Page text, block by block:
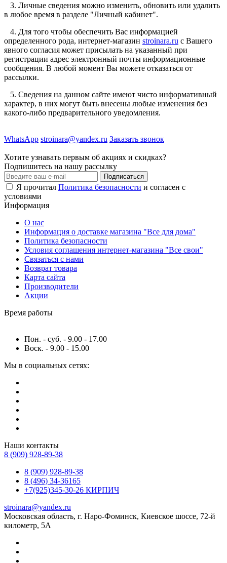
3. Личные сведения можно изменить, обновить или удалить
в любое время в разделе "Личный кабинет".
4. Для того чтобы обеспечить Вас информацией
определенного рода, интернет-магазин stroinara.ru с Вашего
явного согласия может присылать на указанный при
регистрации адрес электронный почты информационные
сообщения. В любой момент Вы можете отказаться от
рассылки.
5. Сведения на данном сайте имеют чисто информативный
характер, в них могут быть внесены любые изменения без
какого-либо предварительного уведомления.
WhatsApp stroinara@yandex.ru Заказать звонок
Хотите узнавать первым об акциях и скидках?
Подпишитесь на нашу рассылку
Подписаться
Я прочитал Политика безопасности и согласен с
условиями
Информация
О нас
Информация о доставке магазина "Все для дома"
Политика безопасности
Условия соглашения интернет-магазина "Все свои"
Связаться с нами
Возврат товара
Карта сайта
Производители
Акции
Время работы
Пон. - суб. - 9.00 - 17.00
Воск. - 9.00 - 15.00
Мы в социальных сетях:
Наши контакты
8 (909) 928-89-38
8 (909) 928-89-38
8 (496) 34-36165
+7(925)345-30-26 КИРПИЧ
stroinara@yandex.ru
Московская область, г. Наро-Фоминск, Киевское шоссе, 72-й
километр, 5А